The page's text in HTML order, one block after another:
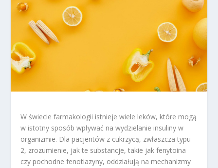
W świecie farmakologii istnieje wiele leków, które mogą
w istotny sposób wpływać na wydzielanie insuliny w
organizmie. Dla pacjentów z cukrzycą, zwłaszcza typu
2, zrozumienie, jak te substancje, takie jak fenytoina
czy pochodne fenotiazyny, oddziałują na mechanizmy